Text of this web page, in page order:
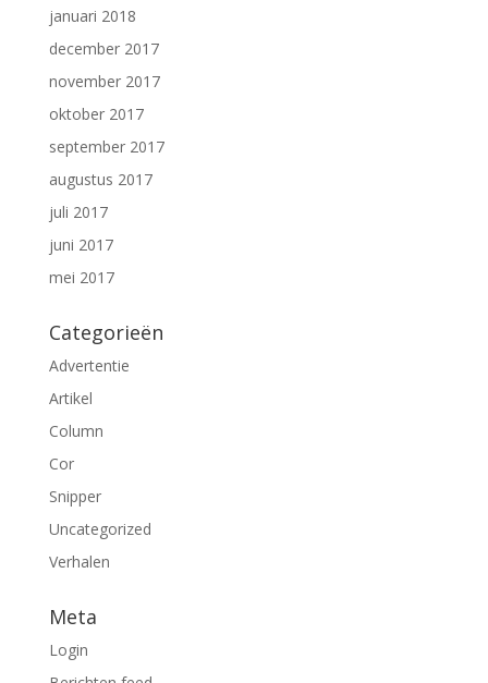
januari 2018
december 2017
november 2017
oktober 2017
september 2017
augustus 2017
juli 2017
juni 2017
mei 2017
Categorieën
Advertentie
Artikel
Column
Cor
Snipper
Uncategorized
Verhalen
Meta
Login